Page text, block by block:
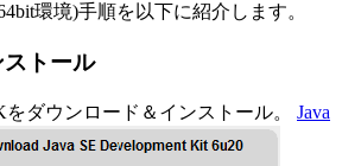
環境)手順を以下に紹介します。
トール
ダウンロード＆インストール。 Java